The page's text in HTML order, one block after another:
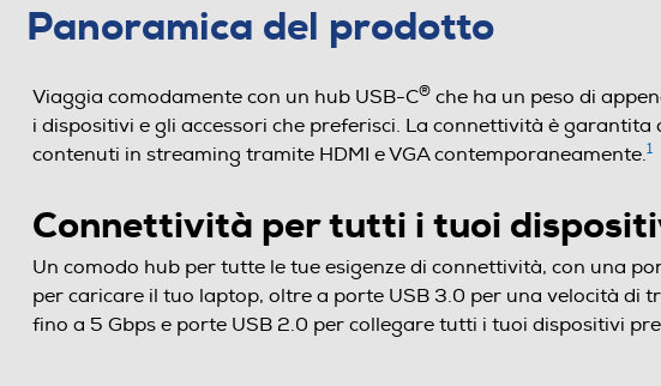
Panoramica del prodotto
Viaggia comodamente con un hub USB-C®che ha un peso di
i dispositivi e gli accessori che preferisci. La connettività è
contenuti in streaming tramite HDMI e VGA contemporaneamente.1
Connettività per tutti i tuoi
Un comodo hub per tutte le tue esigenze di connettività, con una
per caricare il tuo laptop, oltre a porte USB 3.0 per una velocità di
fino a 5 Gbps e porte USB 2.0 per collegare tutti i tuoi dispositivi